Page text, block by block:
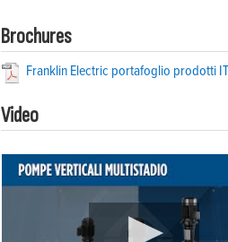
Brochures
Franklin Electric portafoglio prodotti IT
Video